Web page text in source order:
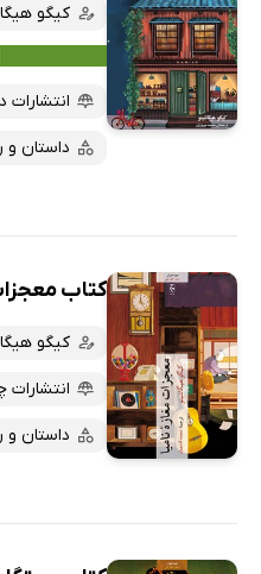
کیگو
داستان و
کتاب
کیگو
انتشارات
داستان و